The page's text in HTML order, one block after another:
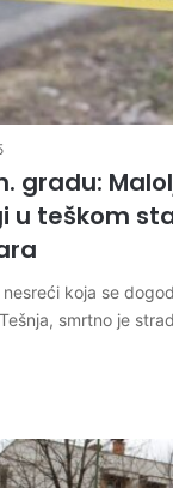
gradu:
u teškom
koja se
smrtno je